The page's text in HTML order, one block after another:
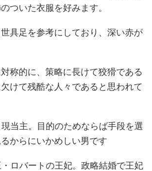
ついた衣服を好みます。
具足を参考にしており、深い赤が
称的に、策略に長けて狡猾である
けて残酷な人々であると思われて
当主。目的のためならば手段を選
からにいかめしい男です
ロバートの王妃。政略結婚で王妃